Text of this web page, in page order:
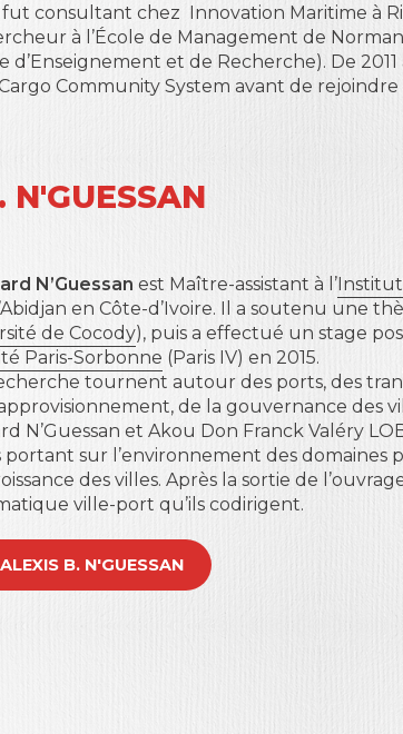
fut consultant chez Innovation Maritime à
à l’École de Management de
et de Recherche). De
Community System avant de
N'GUESSAN
N’Guessan est Maître-assistant à l’Institut
en Côte-d’Ivoire. Il a soutenu une
de Cocody), puis a effectué un stage
Paris-Sorbonne (Paris IV) en 2015.
tournent autour des ports, des
de la gouvernance des
N’Guessan et Akou Don Franck Valéry
sur l’environnement des domaines
des villes. Après la sortie de
ville-port qu’ils codirigent.
B. N'GUESSAN